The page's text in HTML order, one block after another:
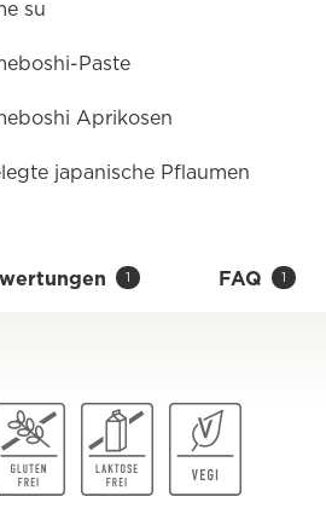
su
Paste
Aprikosen
japanische Pflaumen
1 FAQ 1